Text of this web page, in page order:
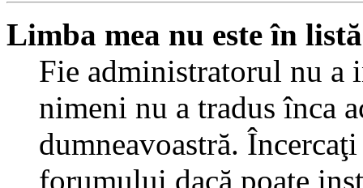
Limba mea nu este în
Fie administratorul nu a
nimeni nu a tradus înca
dumneavoastră.
forumului dacă poate